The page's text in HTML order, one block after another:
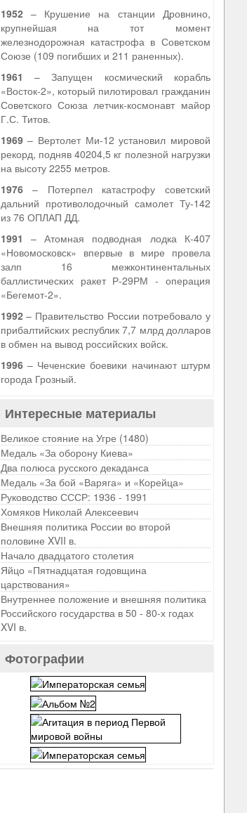
1952– Крушение на станции Дровнино,
крупнейшая на тот момент
железнодорожная катастрофа в Советском
Союзе (109 погибших и 211 раненных).
1961 – Запущен космический корабль
«Восток-2», который пилотировал гражданин
Советского Союза летчик-космонавт майор
Г.С. Титов.
1969– Вертолет Ми-12 установил мировой
рекорд, подняв 40204,5 кг полезной нагрузки
на высоту 2255 метров.
1976– Потерпел катастрофу советский
дальний противолодочный самолет Ту-142
из 76 ОПЛАП ДД.
1991 – Атомная подводная лодка К-407
«Новомосковск» впервые в мире провела
залп 16 межконтинентальных
баллистических ракет Р-29РМ - операция
«Бегемот-2».
1992– Правительство России потребовало у
прибалтийских республик 7,7 млрд долларов
в обмен на вывод российских войск.
1996– Чеченские боевики начинают штурм
города Грозный.
Интересные материалы
Великое стояние на Угре (1480)
Медаль «За оборону Киева»
Два полюса русского декаданса
Медаль «За бой «Варяга» и «Корейца»
Руководство СССР: 1936 - 1991
Хомяков Николай Алексеевич
Внешняя политика России во второй
половине XVII в.
Начало двадцатого столетия
Яйцо «Пятнадцатая годовщина
царствования»
Внутреннее положение и внешняя политика
Российского государства в 50 - 80-х годах
XVI в.
Фотографии